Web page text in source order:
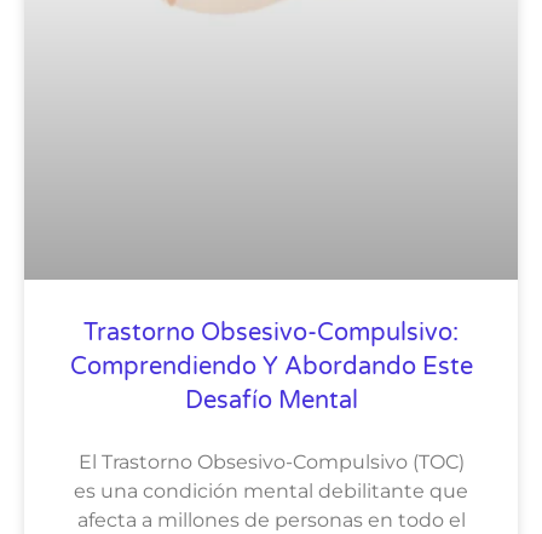
Trastorno Obsesivo-Compulsivo:
Comprendiendo Y Abordando Este
Desafío Mental
El Trastorno Obsesivo-Compulsivo (TOC)
es una condición mental debilitante que
afecta a millones de personas en todo el